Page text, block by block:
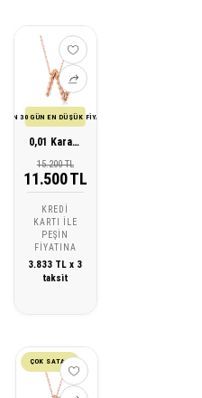
SON 30 GÜN EN DÜŞÜK FİYATI
0,01 Karat N Harfi Pırlanta Kolye
15.200 TL
11.500 TL
KREDI
KARTI ILE
PEŞIN
FIYATINA
3.833 TL x 3
taksit
ÇOK SATAN